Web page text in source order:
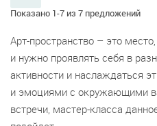
Показано 1-7 из 7 предложений
Арт-пространство – это
и нужно проявлять себя в
активности и наслаждаться
и эмоциями с окружающими
встречи, мастер-класса